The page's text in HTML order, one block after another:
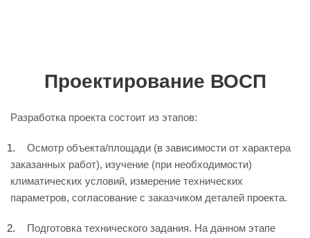
Проектирование ВОСП
Разработка проекта состоит из этапов:
Осмотр объекта/площади (в зависимости от характера
заказанных работ), изучение (при необходимости)
климатических условий, измерение технических
параметров, согласование с заказчиком деталей проекта.
Подготовка технического задания. На данном этапе